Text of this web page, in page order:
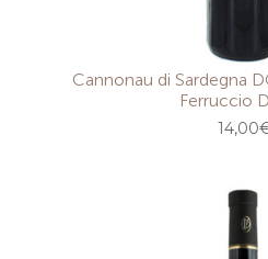
Cannonau di Sardegna
Ferruccio
14,00